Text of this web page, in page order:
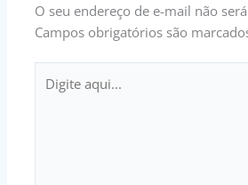
O seu endereço de e-mail não
Campos obrigatórios são
aqui...